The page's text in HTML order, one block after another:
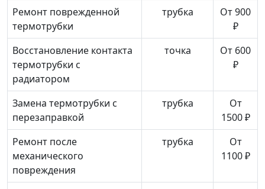
Ремонт поврежденной
термотрубки
трубка
От 900
₽
Восстановление контакта
термотрубки с
радиатором
точка
От 600
₽
Замена термотрубки с
перезаправкой
трубка
От
1500 ₽
Ремонт после
механического
повреждения
трубка
От
1100 ₽